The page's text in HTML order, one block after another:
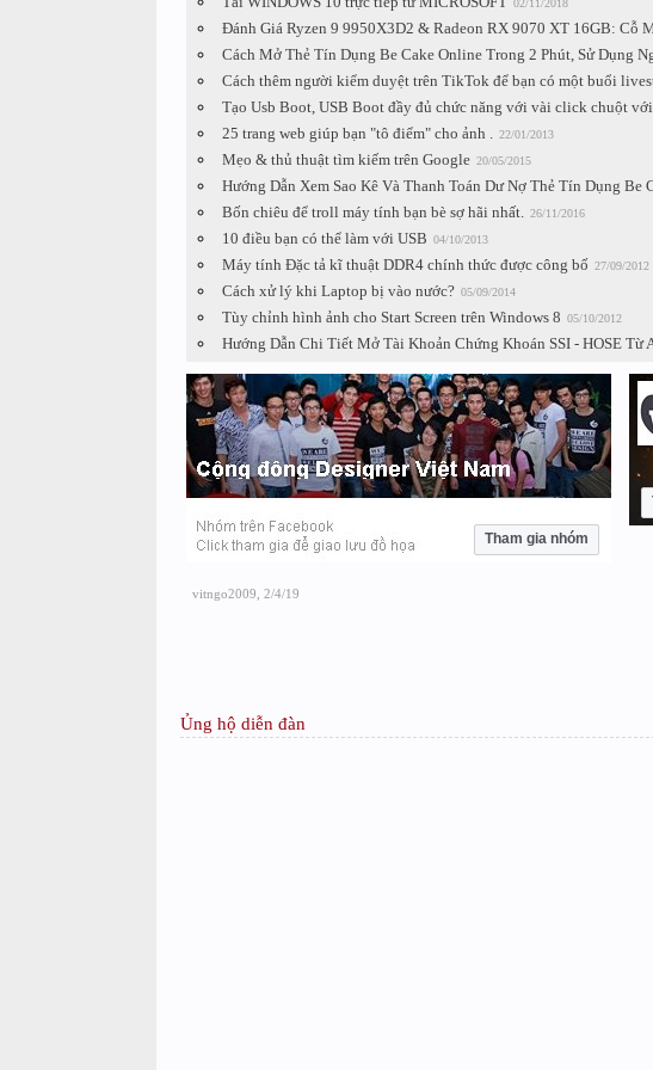
Đánh Giá Ryzen 9 9950X3D2 & Radeon RX 9070 XT 16GB: Cỗ
Cách Mở Thẻ Tín Dụng Be Cake Online Trong 2 Phút, Sử Dụng
Cách thêm người kiểm duyệt trên TikTok để bạn có một buổi
Tạo Usb Boot, USB Boot đầy đủ chức năng với vài click chuột
25 trang web giúp bạn "tô điểm" cho ảnh . 22/01/2013
Mẹo & thủ thuật tìm kiếm trên Google 20/05/2015
Hướng Dẫn Xem Sao Kê Và Thanh Toán Dư Nợ Thẻ Tín Dụng Be
Bốn chiêu để troll máy tính bạn bè sợ hãi nhất. 26/11/2016
10 điều bạn có thể làm với USB 04/10/2013
Máy tính Đặc tả kĩ thuật DDR4 chính thức được công bố 27/09/2012
Cách xử lý khi Laptop bị vào nước? 05/09/2014
Tùy chỉnh hình ảnh cho Start Screen trên Windows 8 05/10/2012
Hướng Dẫn Chi Tiết Mở Tài Khoản Chứng Khoán SSI - HOSE Từ
Tham gia nhóm
vitngo2009 2/4/19
Ủng hộ diễn đàn